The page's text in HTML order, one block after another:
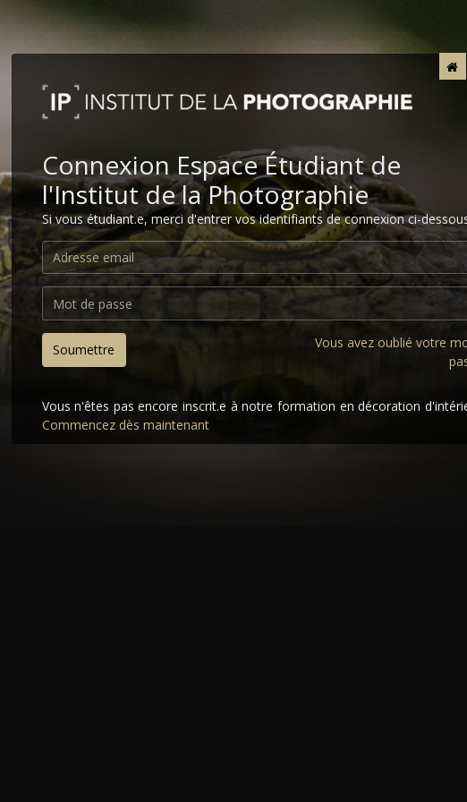
Connexion Espace Étudiant de
l'Institut de la Photographie
Si vous étudiant.e, merci d'entrer vos identifiants de connexion ci-
Soumettre
Vous avez oublié votre
Vous n'êtes pas encore inscrit.e à notre formation en décoration
Commencez dès maintenant